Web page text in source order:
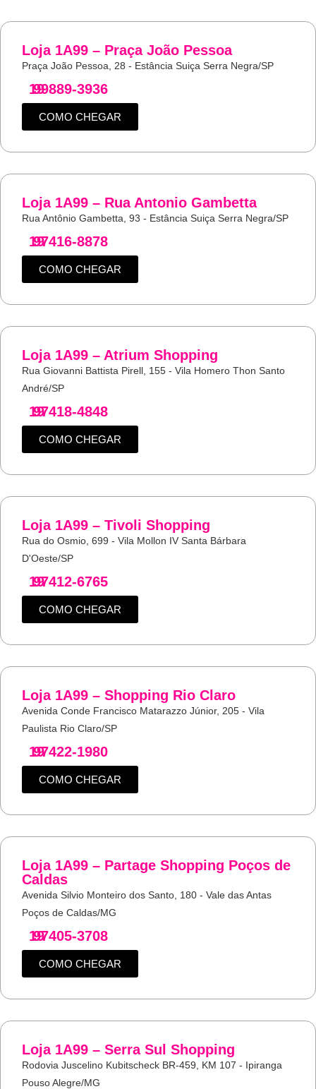
Loja 1A99 – Praça João Pessoa
Praça João Pessoa, 28 - Estância Suiça Serra Negra/SP
19
99889-3936
COMO CHEGAR
Loja 1A99 – Rua Antonio Gambetta
Rua Antônio Gambetta, 93 - Estância Suiça Serra Negra/SP
19
97416-8878
COMO CHEGAR
Loja 1A99 – Atrium Shopping
Rua Giovanni Battista Pirell, 155 - Vila Homero Thon Santo
André/SP
19
97418-4848
COMO CHEGAR
Loja 1A99 – Tivoli Shopping
Rua do Osmio, 699 - Vila Mollon IV Santa Bárbara
D'Oeste/SP
19
97412-6765
COMO CHEGAR
Loja 1A99 – Shopping Rio Claro
Avenida Conde Francisco Matarazzo Júnior, 205 - Vila
Paulista Rio Claro/SP
19
97422-1980
COMO CHEGAR
Loja 1A99 – Partage Shopping Poços de
Caldas
Avenida Silvio Monteiro dos Santo, 180 - Vale das Antas
Poços de Caldas/MG
19
97405-3708
COMO CHEGAR
Loja 1A99 – Serra Sul Shopping
Rodovia Juscelino Kubitscheck BR-459, KM 107 - Ipiranga
Pouso Alegre/MG